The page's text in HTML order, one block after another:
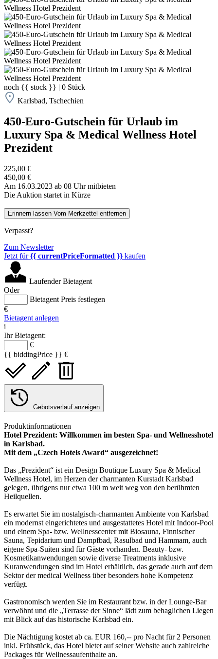
noch {{ stock }} | 0 Stück
Karlsbad, Tschechien
450-Euro-Gutschein für Urlaub im
Luxury Spa & Medical Wellness Hotel
Prezident
225,00 €
450,00 €
Am 16.03.2023 ab 08 Uhr mitbieten
Die Auktion startet in Kürze
Erinnern lassen Vom Merkzettel entfernen
Verpasst?
Zum Newsletter
Jetzt für{{ currentPriceFormatted }} kaufen
Laufender Bietagent
Oder
Bietagent Preis festlegen
€
Bietagent anlegen
i
Ihr Bietagent:
€
{{ biddingPrice }} €
Gebotsverlauf anzeigen
Produktinformationen
Hotel Prezident: Willkommen im besten Spa- und Wellnesshotel
in Karlsbad.
Mit dem „Czech Hotels Award“ ausgezeichnet!
Das „Prezident“ ist ein Design Boutique Luxury Spa & Medical
Wellness Hotel, im Herzen der charmanten Kurstadt Karlsbad
gelegen, übrigens nur etwa 100 m weit weg von den berühmten
Heilquellen.
Es erwartet Sie im nostalgisch-charmanten Ambiente von Karlsbad
ein modernst eingerichtetes und ausgestattetes Hotel mit Indoor-Pool
und einem Spa- bzw. Wellnesscenter mit Biosauna, Finnischer
Sauna, Tepidarium und Dampfbad, Rasulbad und Hammam, auch
eigene Spa-Suiten sind für Gäste vorhanden. Beauty- bzw.
Kosmetikanwendungen sowie diverse Treatments inklusive
Kuranwendungen sind im Hotel erhältlich, das gerade auch auf dem
Sektor der medical Wellness über besonders hohe Kompetenz
verfügt.
Gastronomisch werden Sie im Restaurant bzw. in der Lounge-Bar
verwöhnt und die „Terrasse der Sinne“ lädt zum behaglichen Liegen
mit Blick auf das historische Karlsbad ein.
Die Nächtigung kostet ab ca. EUR 160,-- pro Nacht für 2 Personen
inkl. Frühstück, das Hotel bietet auf seiner Website auch zahlreiche
Packages für Wellnessaufenthalte an.